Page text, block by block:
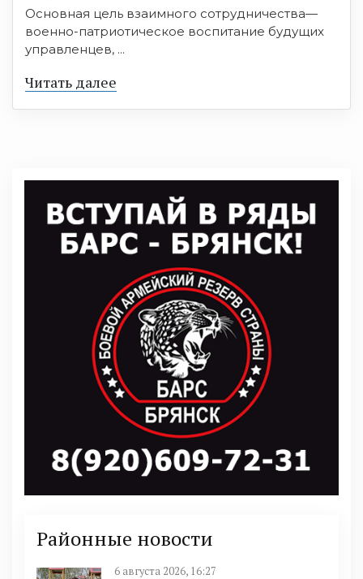
Основная цель взаимного сотрудничества—
военно-патриотическое воспитание будущих
управленцев, ...
Читать далее
Районные новости
6 августа 2026, 16:27